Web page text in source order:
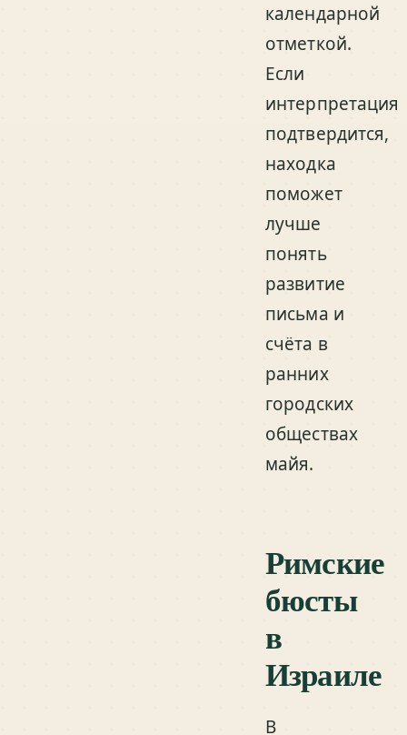
календарной
отметкой.
Если
интерпретация
подтвердится,
находка
поможет
лучше
понять
развитие
письма и
счёта в
ранних
городских
обществах
майя.
Римские
бюсты
в
Израиле
В